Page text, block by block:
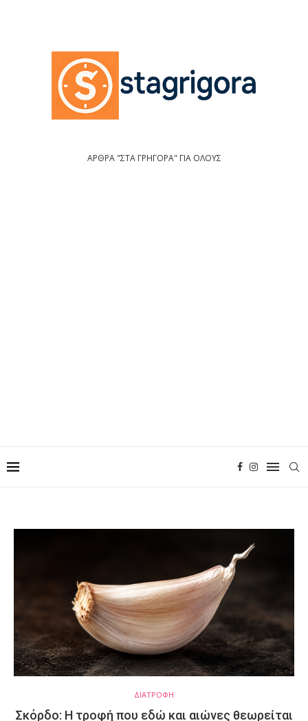
ΑΡΘΡΑ "ΣΤΑ ΓΡΗΓΟΡΑ" ΓΙΑ ΟΛΟΥΣ
ΔΙΑΤΡΟΦΗ
Σκόρδο: Η τροφή που εδώ και αιώνες θεωρείται